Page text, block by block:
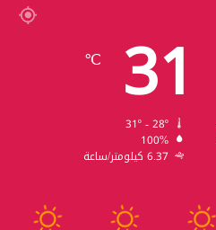
31
℃
100%
6.37 كيلومتر/ساعة